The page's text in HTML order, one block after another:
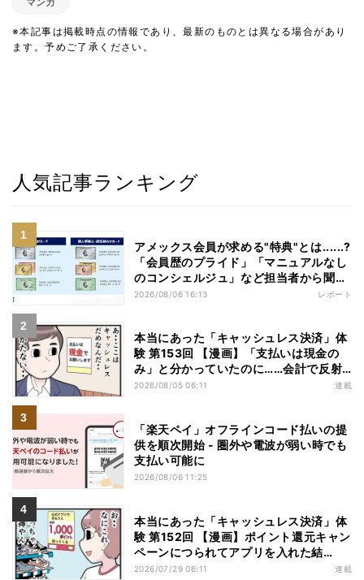
※本記事は掲載時点の情報であり、最新のものとは異なる場合があり
ます。予めご了承ください。
人気記事ランキング
アメックス会員が求める"特典"とは......?
「会員歴のプライド」「マニュアルなし
のコンシェルジュ」など担当者から聞い
た"裏話"も
2026/08/06 16:13 レポート
本当にあった「キャッシュレス決済」体
験 第153回 【漫画】「支払いは現金の
み」と分かっていたのに……会計で反射
的に出してしまったものは
2026/08/05 06:11 連載
「楽天ペイ」オフラインコード払いの提
供を順次開始 - 圏外や電波が弱い時でも
支払い可能に
2026/08/06 11:25
本当にあった「キャッシュレス決済」体
験 第152回 【漫画】ポイント還元キャン
ペーンにつられてアプリを入れた結
果……お得を逃したまさかの理由
2026/07/29 06:11 連載